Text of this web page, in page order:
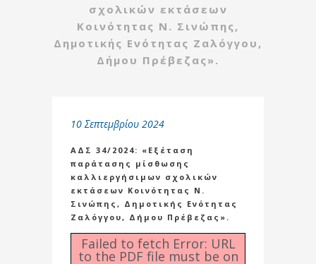
σχολικών εκτάσεων
Κοινότητας Ν. Σινώπης,
Δημοτικής Ενότητας Ζαλόγγου,
Δήμου Πρέβεζας».
10 Σεπτεμβρίου 2024
ΑΔΣ 34/2024: «Εξέταση
παράτασης μίσθωσης
καλλιεργήσιμων σχολικών
εκτάσεων Κοινότητας Ν.
Σινώπης, Δημοτικής Ενότητας
Ζαλόγγου, Δήμου Πρέβεζας».
Failed to fetch Error: URL
to the PDF file must be on